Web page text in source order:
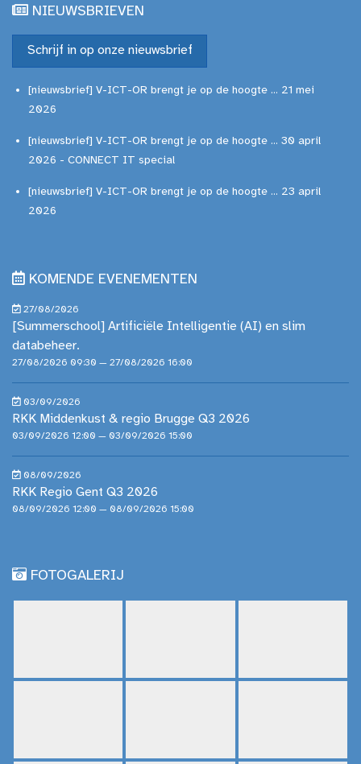
NIEUWSBRIEVEN
Schrijf in op onze nieuwsbrief
[nieuwsbrief] V-ICT-OR brengt je op de hoogte ... 21 mei
2026
[nieuwsbrief] V-ICT-OR brengt je op de hoogte ... 30 april
2026 - CONNECT IT special
[nieuwsbrief] V-ICT-OR brengt je op de hoogte ... 23 april
2026
KOMENDE EVENEMENTEN
27/08/2026
[Summerschool] Artificiële Intelligentie (AI) en slim
databeheer.
27/08/2026 09:30 — 27/08/2026 16:00
03/09/2026
RKK Middenkust & regio Brugge Q3 2026
03/09/2026 12:00 — 03/09/2026 15:00
08/09/2026
RKK Regio Gent Q3 2026
08/09/2026 12:00 — 08/09/2026 15:00
FOTOGALERIJ